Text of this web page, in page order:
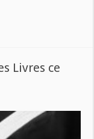
Livres ce